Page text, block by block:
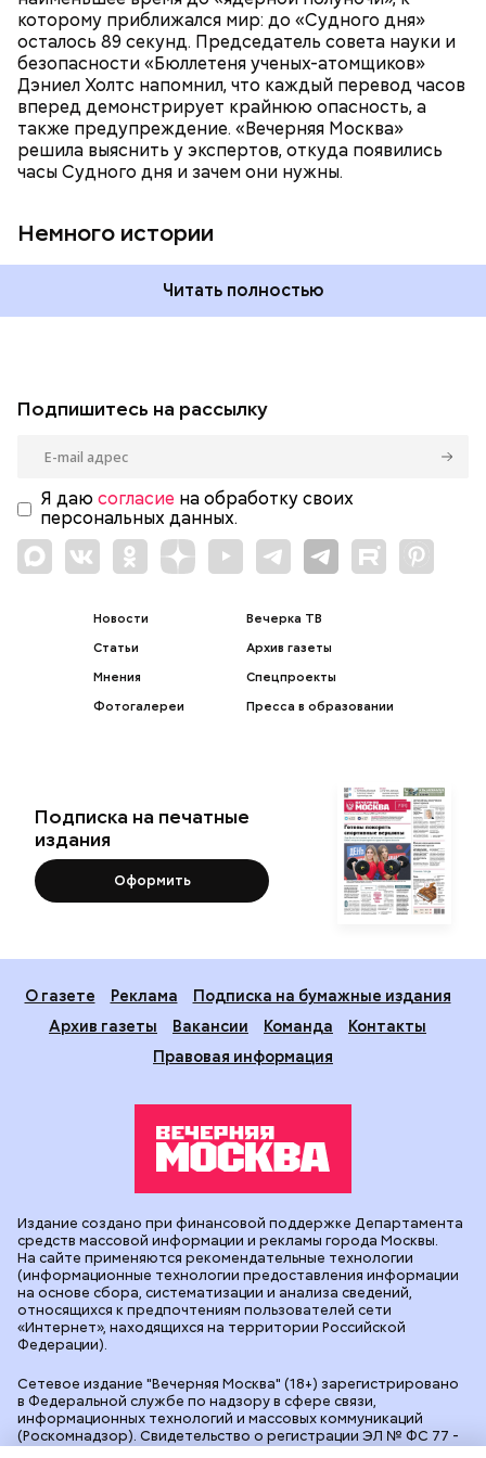
которому приближался мир: до «Судного дня»
осталось 89 секунд. Председатель совета науки и
безопасности «Бюллетеня ученых-атомщиков»
Дэниел Холтс напомнил, что каждый перевод часов
вперед демонстрирует крайнюю опасность, а
также предупреждение. «Вечерняя Москва»
решила выяснить у экспертов, откуда появились
часы Судного дня и зачем они нужны.
Немного истории
время показали свое самое близкое к катастрофе
время — без двух минут полночь. Вторая холодная
война между США и уже Россией стала обыденным
предметом обсуждения для аналитиков со всего
мира. Но, помимо перспективы отправиться в
«атомный рай», с 2007 года на стрелку часов
влияет еще одна глобальная угроза —
климатические изменения.
Читать полностью
Подпишитесь на рассылку
Я даю согласие на обработку своих
персональных данных.
Новости
Статьи
Мнения
Фотогалереи
Вечерка ТВ
Архив газеты
Спецпроекты
Пресса в образовании
Подписка на печатные
издания
Оформить
О газете Реклама
Подписка на бумажные издания
Архив газеты
Вакансии Команда
Контакты
Правовая информация
Сетевое издание "Вечерняя Москва" (18+) зарегистрировано
в Федеральной службе по надзору в сфере связи,
информационных технологий и массовых коммуникаций
(Роскомнадзор). Свидетельство о регистрации ЭЛ № ФС 77 -
Издание создано при финансовой поддержке Департамента
средств массовой информации и рекламы города Москвы.
На сайте применяются рекомендательные технологии
(информационные технологии предоставления информации
на основе сбора, систематизации и анализа сведений,
относящихся к предпочтениям пользователей сети
«Интернет», находящихся на территории Российской
Федерации).